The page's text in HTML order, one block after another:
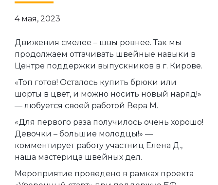
4 мая, 2023
Движения смелее – швы ровнее. Так мы
продолжаем оттачивать швейные навыки в
Центре поддержки выпускников в г. Кирове.
«Топ готов! Осталось купить брюки или
шорты в цвет, и можно носить новый наряд!»
— любуется своей работой Вера М.
«Для первого раза получилось очень хорошо!
Девочки – большие молодцы!» —
комментирует работу участниц Елена Д.,
наша мастерица швейных дел.
Мероприятие проведено в рамках проекта